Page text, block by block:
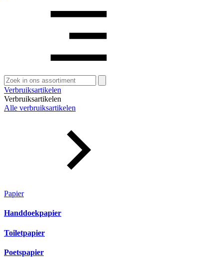
Zoeken
naar:
Verbruiksartikelen
Verbruiksartikelen
Alle verbruiksartikelen
Papier
Handdoekpapier
Toiletpapier
Poetspapier